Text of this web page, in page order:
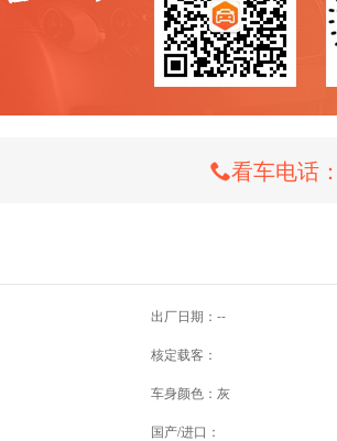
看车电话：
出厂日期：--
核定载客：
车身颜色：灰
国产/进口：